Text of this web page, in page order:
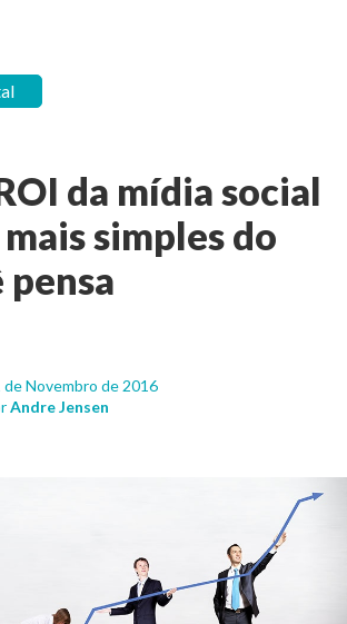
da mídia social
simples do
pensa
de Novembro de 2016
Andre Jensen